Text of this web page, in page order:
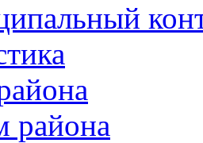
района